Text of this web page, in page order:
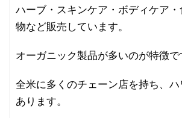
ハーブ・スキンケア・ボディケア
物など販売しています。
オーガニック製品が多いのが特徴で
全米に多くのチェーン店を持ち、ハ
あります。